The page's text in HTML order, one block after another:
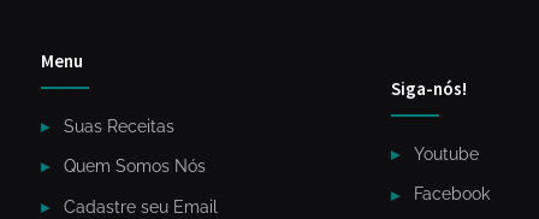
Menu
Suas Receitas
Quem Somos Nós
Cadastre seu Email
Siga-nós!
Youtube
Facebook